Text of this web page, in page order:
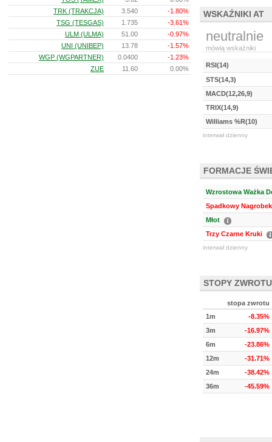
WSKAŹNIKI AT
neutralnie
mówią wskaźniki
RSI(14)
STS(14,3)
MACD(12,26,9)
TRIX(14,9)
Williams %R(10)
interwał dzienny
FORMACJE
Wzrostowa Ważka
Spadkowy
Młot
Trzy Czarne Kruki
interwał dzienny
STOPY ZWROTU
stopa zwrotu
1m
-8.35%
3m
-16.97%
6m
-23.86%
12m
-31.71%
24m
-38.42%
36m
-45.59%
TRK (TRAKCJA)
3.540
-1.80%
TSG (TESGAS)
1.735
-3.61%
ULM (ULMA)
51.00
-0.97%
UNI (UNIBEP)
13.78
-1.57%
WGP (WGPARTNER)
0.0400
-1.23%
ZUE
11.60 0.00%